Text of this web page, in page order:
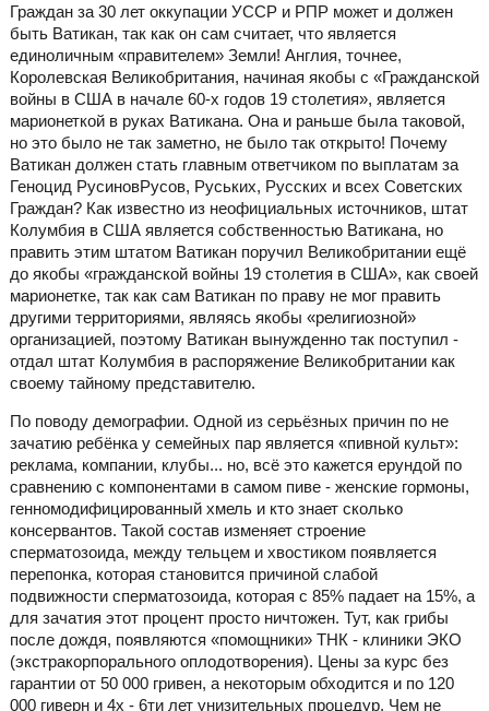
Граждан за 30 лет оккупации УССР и РПР может и должен
быть Ватикан, так как он сам считает, что является
единоличным «правителем» Земли! Англия, точнее,
Королевская Великобритания, начиная якобы с «Гражданской
войны в США в начале 60-х годов 19 столетия», является
марионеткой в руках Ватикана. Она и раньше была таковой,
но это было не так заметно, не было так открыто! Почему
Ватикан должен стать главным ответчиком по выплатам за
Геноцид РусиновРусов, Руських, Русских и всех Советских
Граждан? Как известно из неофициальных источников, штат
Колумбия в США является собственностью Ватикана, но
править этим штатом Ватикан поручил Великобритании ещё
до якобы «гражданской войны 19 столетия в США», как своей
марионетке, так как сам Ватикан по праву не мог править
другими территориями, являясь якобы «религиозной»
организацией, поэтому Ватикан вынужденно так поступил -
отдал штат Колумбия в распоряжение Великобритании как
своему тайному представителю.
По поводу демографии. Одной из серьёзных причин по не
зачатию ребёнка у семейных пар является «пивной культ»:
реклама, компании, клубы... но, всё это кажется ерундой по
сравнению с компонентами в самом пиве - женские гормоны,
генномодифицированный хмель и кто знает сколько
консервантов. Такой состав изменяет строение
сперматозоида, между тельцем и хвостиком появляется
перепонка, которая становится причиной слабой
подвижности сперматозоида, которая с 85% падает на 15%, а
для зачатия этот процент просто ничтожен. Тут, как грибы
после дождя, появляются «помощники» ТНК - клиники ЭКО
(экстракорпорального оплодотворения). Цены за курс без
гарантии от 50 000 гривен, а некоторым обходится и по 120
000 гиверн и 4х - 6ти лет унизительных процедур. Чем не